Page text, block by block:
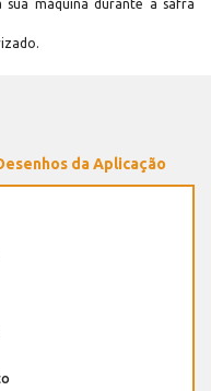
sua máquina durante a safra
da Aplicação